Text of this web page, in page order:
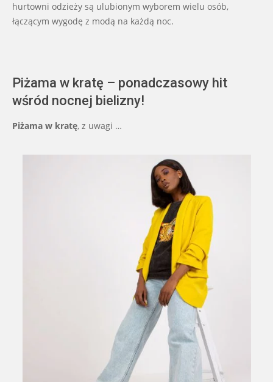
hurtowni odzieży są ulubionym wyborem wielu osób,
łączącym wygodę z modą na każdą noc.
Piżama w kratę – ponadczasowy hit
wśród nocnej bielizny!
Piżama w kratę, z uwagi …